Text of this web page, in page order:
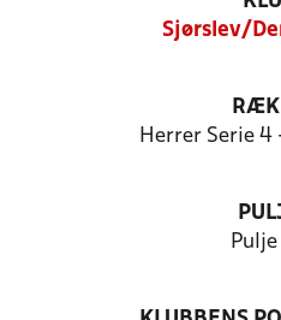
Sjørslev/
Herrer Serie